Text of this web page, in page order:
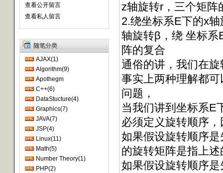
查看公开留言
查看私人留言
随笔分类
AJAX(1)
Algorithm(9)
Apothegm
C++(6)
DataStucture(4)
Graphics(7)
JAVA(7)
JSP(4)
Linux(11)
Math(5)
Number Theory(1)
PHP(2)
z轴旋转r，三个矩阵
2.绕坐标系E下的x
轴旋转β，绕 坐标系
阵的复合
通俗的讲，我们在
事实上两种理解都
问题，
当我们讲到坐标系E
必须定义旋转顺序
如果假设旋转顺序
的旋转矩阵是指上
如果假设旋转顺序